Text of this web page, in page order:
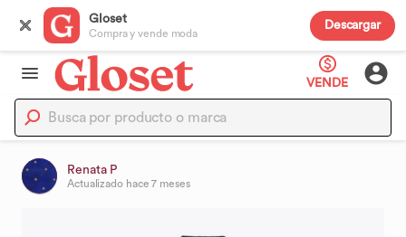
Gloset
Compra y vende moda
Descargar
VENDE
Renata P
Actualizado hace 7 meses